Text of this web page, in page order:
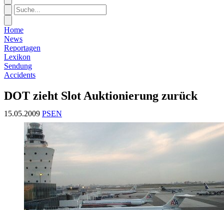
Home
News
Reportagen
Lexikon
Sendung
Accidents
DOT zieht Slot Auktionierung zurück
15.05.2009 PSEN